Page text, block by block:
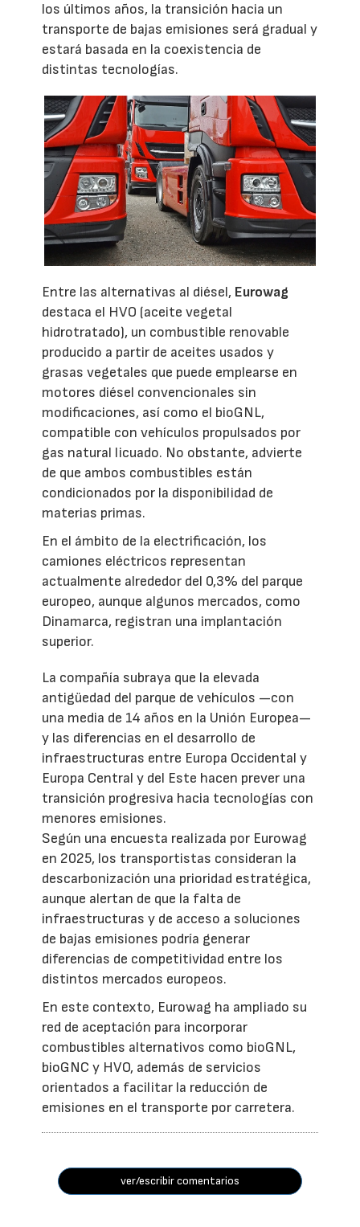
los últimos años, la transición hacia un
transporte de bajas emisiones será gradual y
estará basada en la coexistencia de
distintas tecnologías.
Entre las alternativas al diésel, Eurowag
destaca el HVO (aceite vegetal
hidrotratado), un combustible renovable
producido a partir de aceites usados y
grasas vegetales que puede emplearse en
motores diésel convencionales sin
modificaciones, así como el bioGNL,
compatible con vehículos propulsados por
gas natural licuado. No obstante, advierte
de que ambos combustibles están
condicionados por la disponibilidad de
materias primas.
En el ámbito de la electrificación, los
camiones eléctricos representan
actualmente alrededor del 0,3% del parque
europeo, aunque algunos mercados, como
Dinamarca, registran una implantación
superior.
La compañía subraya que la elevada
antigüedad del parque de vehículos —con
una media de 14 años en la Unión Europea—
y las diferencias en el desarrollo de
infraestructuras entre Europa Occidental y
Europa Central y del Este hacen prever una
transición progresiva hacia tecnologías con
menores emisiones.
Según una encuesta realizada por Eurowag
en 2025, los transportistas consideran la
descarbonización una prioridad estratégica,
aunque alertan de que la falta de
infraestructuras y de acceso a soluciones
de bajas emisiones podría generar
diferencias de competitividad entre los
distintos mercados europeos.
En este contexto, Eurowag ha ampliado su
red de aceptación para incorporar
combustibles alternativos como bioGNL,
bioGNC y HVO, además de servicios
orientados a facilitar la reducción de
emisiones en el transporte por carretera.
ver/escribir comentarios